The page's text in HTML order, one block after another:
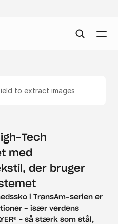
to extract images
Tech
med
der bruger
i TransAm-serien er
- især verdens
– så stærk som stål,